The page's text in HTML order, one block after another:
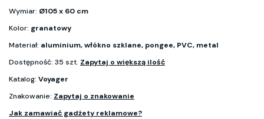
Wymiar: Ø105 x 60 cm
Kolor: granatowy
Materiał: aluminium, włókno szklane, pongee, PVC, metal
Dostępność: 35 szt. Zapytaj o większą ilość
Katalog: Voyager
Znakowanie: Zapytaj o znakowanie
Jak zamawiać gadżety reklamowe?